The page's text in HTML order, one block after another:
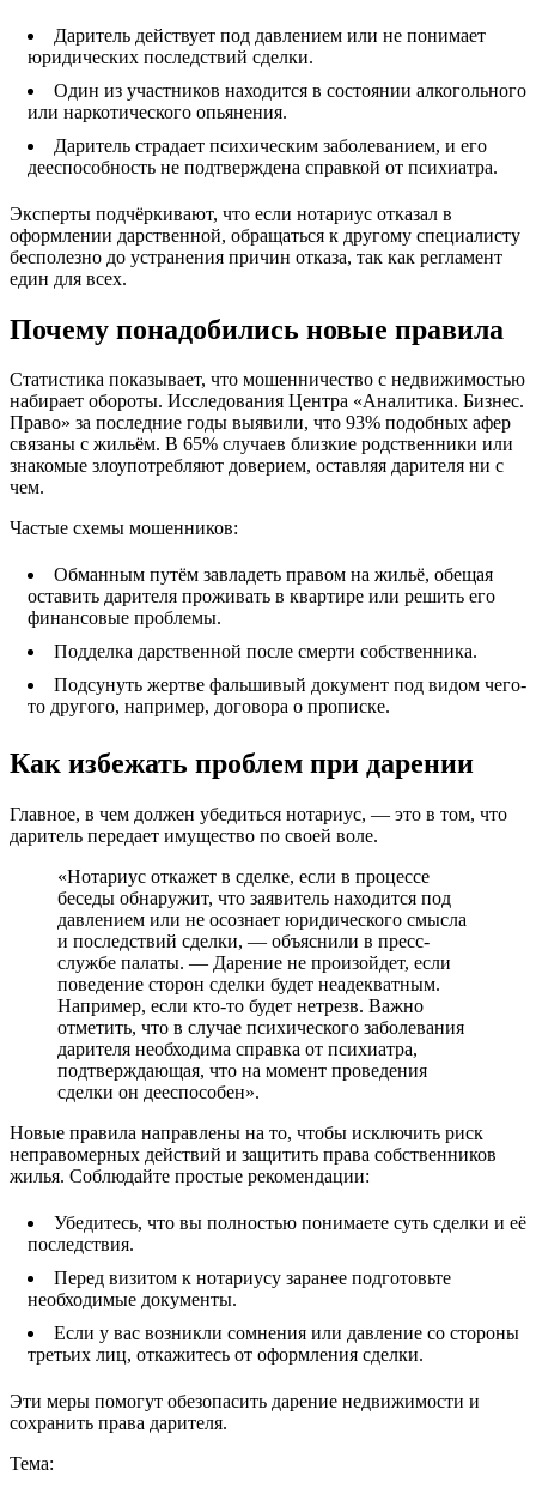
Даритель действует под давлением или не понимает
юридических последствий сделки.
Один из участников находится в состоянии алкогольного
или наркотического опьянения.
Даритель страдает психическим заболеванием, и его
дееспособность не подтверждена справкой от психиатра.
Эксперты подчёркивают, что если нотариус отказал в
оформлении дарственной, обращаться к другому специалисту
бесполезно до устранения причин отказа, так как регламент
един для всех.
Почему понадобились новые правила
Статистика показывает, что мошенничество с недвижимостью
набирает обороты. Исследования Центра «Аналитика. Бизнес.
Право» за последние годы выявили, что 93% подобных афер
связаны с жильём. В 65% случаев близкие родственники или
знакомые злоупотребляют доверием, оставляя дарителя ни с
чем.
Частые схемы мошенников:
Обманным путём завладеть правом на жильё, обещая
оставить дарителя проживать в квартире или решить его
финансовые проблемы.
Подделка дарственной после смерти собственника.
Подсунуть жертве фальшивый документ под видом чего-
то другого, например, договора о прописке.
Как избежать проблем при дарении
Главное, в чем должен убедиться нотариус, — это в том, что
даритель передает имущество по своей воле.
«Нотариус откажет в сделке, если в процессе
беседы обнаружит, что заявитель находится под
давлением или не осознает юридического смысла
и последствий сделки, — объяснили в пресс-
службе палаты. — Дарение не произойдет, если
поведение сторон сделки будет неадекватным.
Например, если кто-то будет нетрезв. Важно
отметить, что в случае психического заболевания
дарителя необходима справка от психиатра,
подтверждающая, что на момент проведения
сделки он дееспособен».
Новые правила направлены на то, чтобы исключить риск
неправомерных действий и защитить права собственников
жилья. Соблюдайте простые рекомендации:
Убедитесь, что вы полностью понимаете суть сделки и её
последствия.
Перед визитом к нотариусу заранее подготовьте
необходимые документы.
Если у вас возникли сомнения или давление со стороны
третьих лиц, откажитесь от оформления сделки.
Эти меры помогут обезопасить дарение недвижимости и
сохранить права дарителя.
Тема: